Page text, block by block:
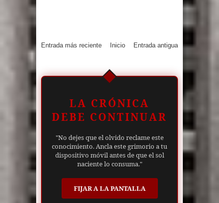
Entrada más reciente Entrada antigua
Inicio
LA CRÓNICA
DEBE CONTINUAR
"No dejes que el olvido reclame este
conocimiento. Ancla este grimorio a tu
dispositivo móvil antes de que el sol
naciente lo consuma."
FIJAR A LA PANTALLA